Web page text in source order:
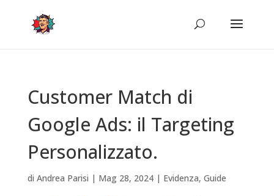
Customer Match di
Google Ads: il Targeting
Personalizzato.
di Andrea Parisi | Mag 28, 2024| Evidenza, Guide